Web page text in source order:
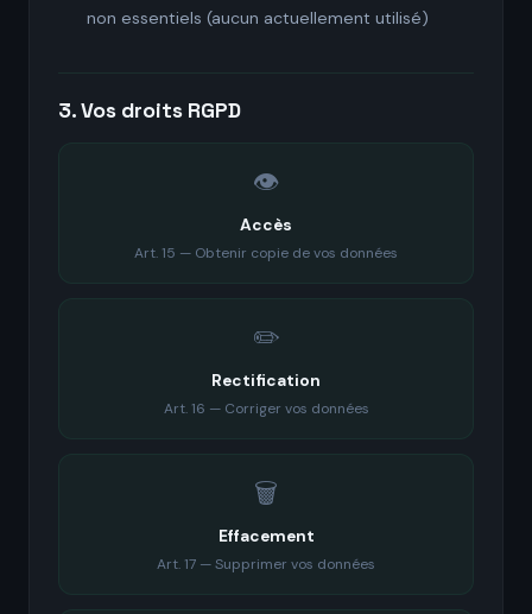
non essentiels (aucun actuellement utilisé)
3. Vos droits RGPD
👁️
Accès
Art. 15 — Obtenir copie de vos données
✏️
Rectification
Art. 16 — Corriger vos données
🗑️
Effacement
Art. 17 — Supprimer vos données